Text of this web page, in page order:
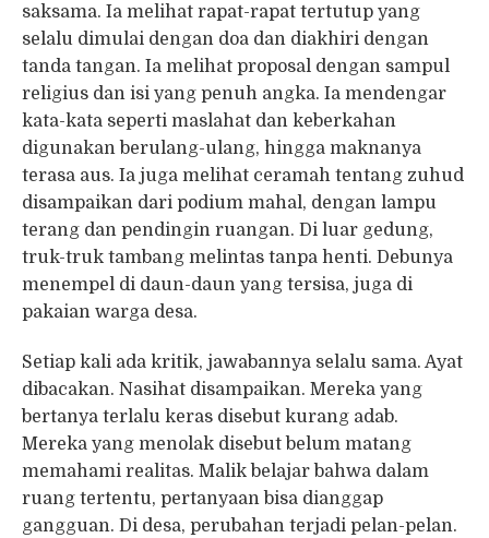
saksama. Ia melihat rapat-rapat tertutup yang
selalu dimulai dengan doa dan diakhiri dengan
tanda tangan. Ia melihat proposal dengan sampul
religius dan isi yang penuh angka. Ia mendengar
kata-kata seperti maslahat dan keberkahan
digunakan berulang-ulang, hingga maknanya
terasa aus. Ia juga melihat ceramah tentang zuhud
disampaikan dari podium mahal, dengan lampu
terang dan pendingin ruangan. Di luar gedung,
truk-truk tambang melintas tanpa henti. Debunya
menempel di daun-daun yang tersisa, juga di
pakaian warga desa.
Setiap kali ada kritik, jawabannya selalu sama. Ayat
dibacakan. Nasihat disampaikan. Mereka yang
bertanya terlalu keras disebut kurang adab.
Mereka yang menolak disebut belum matang
memahami realitas. Malik belajar bahwa dalam
ruang tertentu, pertanyaan bisa dianggap
gangguan. Di desa, perubahan terjadi pelan-pelan.